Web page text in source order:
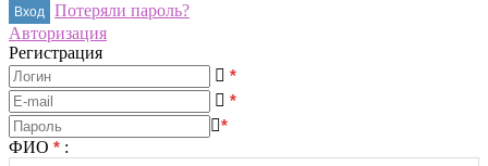
Потеряли пароль?
Авторизация
Регистрация
*
*
*
ФИО * :